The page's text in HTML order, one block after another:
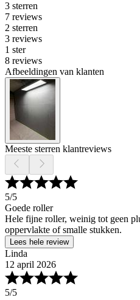
3 sterren
7 reviews
2 sterren
3 reviews
1 ster
8 reviews
Afbeeldingen van klanten
Meeste sterren klantreviews
5/5
Goede roller
Hele fijne roller, weinig tot geen
oppervlakte of smalle stukken.
Lees hele review
Linda
12 april 2026
5/5